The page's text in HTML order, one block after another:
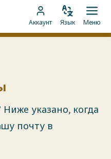
Перейти
к
Аккаунт
Изменить
Язык Меню
указано, когда
почту в